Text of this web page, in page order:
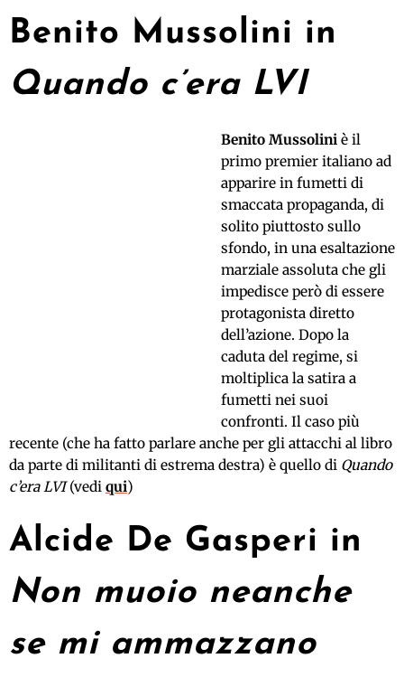
Benito Mussolini in
Quando c’era LVI
Benito Mussoliniè il
primo premier italiano ad
apparire in fumetti di
smaccata propaganda, di
solito piuttosto sullo
sfondo, in una esaltazione
marziale assoluta che gli
impedisce però di essere
protagonista diretto
dell’azione. Dopo la
caduta del regime, si
moltiplica la satira a
fumetti nei suoi
confronti. Il caso più
recente (che ha fatto parlare anche per gli attacchi al libro
da parte di militanti di estrema destra) è quello di Quando
c’era LVI(vedi qui)
Alcide De Gasperi in
Non muoio neanche
se mi ammazzano